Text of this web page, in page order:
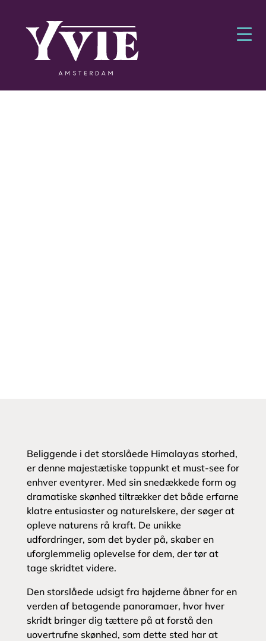
Beliggende i det storslåede Himalayas storhed,
er denne majestætiske toppunkt et must-see for
enhver eventyrer. Med sin snedækkede form og
dramatiske skønhed tiltrækker det både erfarne
klatre entusiaster og naturelskere, der søger at
opleve naturens rå kraft. De unikke
udfordringer, som det byder på, skaber en
uforglemmelig oplevelse for dem, der tør at
tage skridtet videre.
Den storslåede udsigt fra højderne åbner for en
verden af betagende panoramaer, hvor hver
skridt bringer dig tættere på at forstå den
uovertrufne skønhed, som dette sted har at